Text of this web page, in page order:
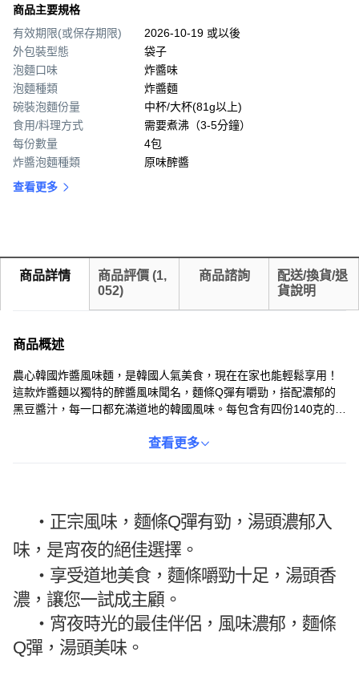
商品主要規格
有效期限(或保存期限)
2026-10-19 或以後
外包裝型態
袋子
泡麵口味
炸醬味
泡麵種類
炸醬麵
碗裝泡麵份量
中杯/大杯(81g以上)
食用/料理方式
需要煮沸（3-5分鐘）
每份數量
4包
炸醬泡麵種類
原味醡醬
查看更多
商品詳情 商品評價 (1,
052)
商品諮詢
配送/換貨/退
貨說明
商品概述
農心韓國炸醬風味麵，是韓國人氣美食，現在在家也能輕鬆享用！
這款炸醬麵以獨特的醡醬風味聞名，麵條Q彈有嚼勁，搭配濃郁的
黑豆醬汁，每一口都充滿道地的韓國風味。每包含有四份140克的麵
常溫保存，隨時想吃就能煮，讓您隨時都能品嚐到美味的韓國炸醬
查看更多
・正宗風味，麵條Q彈有勁，湯頭濃郁入
味，是宵夜的絕佳選擇。
・ 享受道地美食，麵條嚼勁十足，湯頭香
濃，讓您一試成主顧。
・ 宵夜時光的最佳伴侶，風味濃郁，麵條
Q彈，湯頭美味。